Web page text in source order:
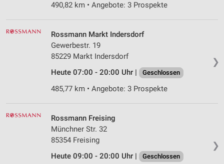
490,82 km • Angebote: 3 Prospekte
❯
Rossmann Markt Indersdorf
Gewerbestr. 19
85229 Markt Indersdorf
Heute 07:00 - 20:00 Uhr |
Geschlossen
485,77 km • Angebote: 3 Prospekte
❯
Rossmann Freising
Münchner Str. 32
85354 Freising
Heute 09:00 - 20:00 Uhr |
Geschlossen